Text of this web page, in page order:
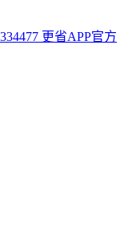
更省APP官方